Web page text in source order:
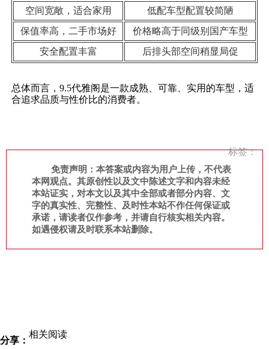
空间宽敞，适合家用
低配车型配置较简陋
保值率高，二手市场好
价格略高于同级别国产车型
安全配置丰富
后排头部空间稍显局促
总体而言，9.5代雅阁是一款成熟、可靠、实用的车型，适
合追求品质与性价比的消费者。
标签：
免责声明：本答案或内容为用户上传，不代表
本网观点。其原创性以及文中陈述文字和内容未经
本站证实，对本文以及其中全部或者部分内容、文
字的真实性、完整性、及时性本站不作任何保证或
承诺，请读者仅作参考，并请自行核实相关内容。
如遇侵权请及时联系本站删除。
分享：
相关阅读